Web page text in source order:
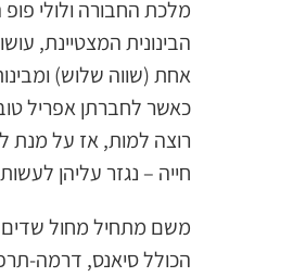
מלכת החבורה ולולי פופ
הבינונית המצטיינת,
אחת (שווה שלוש)
כאשר לחברתן אפריל
רוצה למות, אז על מנת
חייה – נגזר עליהן
משם מתחיל מחול
הכולל סיאנס, דרמה-